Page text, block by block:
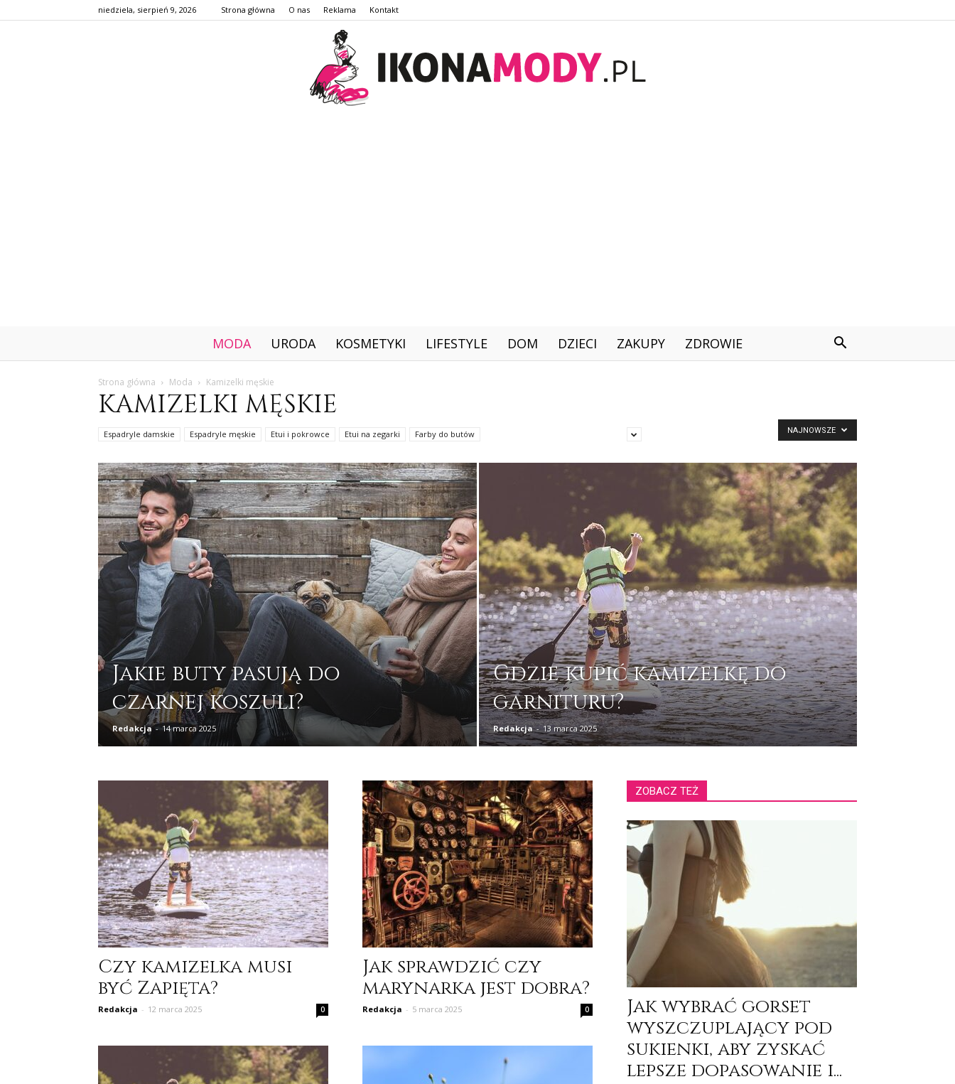
niedziela, sierpień 9, 2026 Strona główna O nas Reklama Kontakt
MODA URODA KOSMETYKI LIFESTYLE DOM DZIECI ZAKUPY ZDROWIE
Strona główna Moda Kamizelki męskie
KAMIZELKI MĘSKIE
Espadryle damskie Espadryle męskie Etui i pokrowce Etui na zegarki
Farby do butów
NAJNOWSZE
Jakie buty pasują do
czarnej koszuli?
Redakcja - 14 marca 2025
Gdzie kupić kamizelkę do
garnituru?
Redakcja - 13 marca 2025
Czy kamizelka musi
być Zapięta?
Redakcja - 12 marca 2025 0
Jak sprawdzić czy
marynarka jest dobra?
Redakcja - 5 marca 2025 0
ZOBACZ TEŻ
Jak wybrać gorset
wyszczuplający pod
sukienki, aby zyskać
lepsze dopasowanie i...